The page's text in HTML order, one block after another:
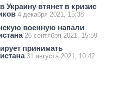
Украину втянет в кризис
4 декабря 2021, 15:38
военную напали
26 сентября 2021, 15:59
принимать
31 августа 2021, 10:42